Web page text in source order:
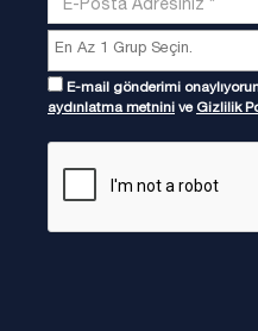
E-mail gönderimi
aydınlatma metnini ve Gizlilik